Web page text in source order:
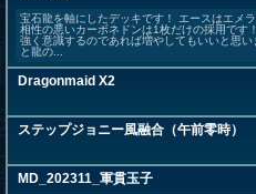
宝石龍を軸にしたデッキです！ エースはエメラ
相性の悪いカーボネドンは1枚だけの採用です
強く意識するのであれば増やしてもいいと思
と龍の...
Dragonmaid X2
ステップジョニー風融合（午前零時）
MD_202311_軍貫玉子